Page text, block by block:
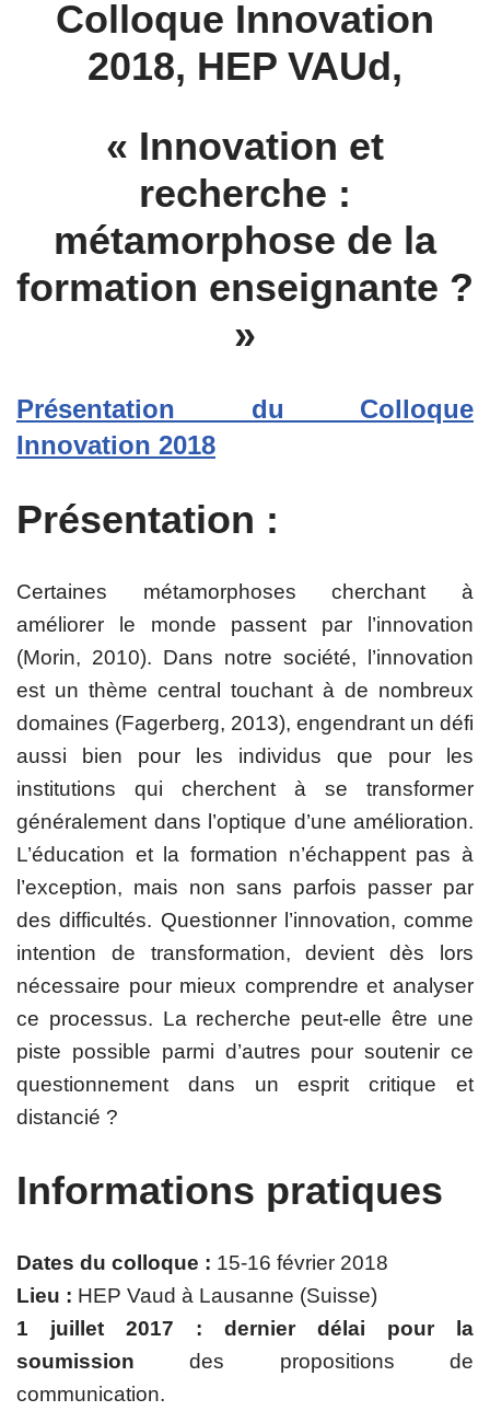
Colloque Innovation
2018, HEP VAUd,
« Innovation et
recherche :
métamorphose de la
formation enseignante ?
»
Présentation du Colloque
Innovation 2018
Présentation :
Certaines métamorphoses cherchant à
améliorer le monde passent par l’innovation
(Morin, 2010). Dans notre société, l’innovation
est un thème central touchant à de nombreux
domaines (Fagerberg, 2013), engendrant un défi
aussi bien pour les individus que pour les
institutions qui cherchent à se transformer
généralement dans l’optique d’une amélioration.
L’éducation et la formation n’échappent pas à
l’exception, mais non sans parfois passer par
des difficultés. Questionner l’innovation, comme
intention de transformation, devient dès lors
nécessaire pour mieux comprendre et analyser
ce processus. La recherche peut-elle être une
piste possible parmi d’autres pour soutenir ce
questionnement dans un esprit critique et
distancié ?
Informations pratiques
Dates du colloque : 15-16 février 2018
Lieu : HEP Vaud à Lausanne (Suisse)
1 juillet 2017 : dernier délai pour la
soumission des propositions de
communication.